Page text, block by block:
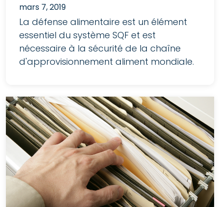
mars 7, 2019
La défense alimentaire est un élément
essentiel du système SQF et est
nécessaire à la sécurité de la chaîne
d'approvisionnement aliment mondiale.